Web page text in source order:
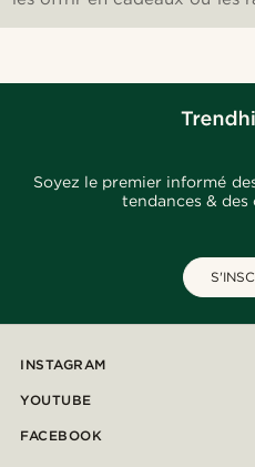
Soyez le premier informé
tendances & des
INSTAGRAM
YOUTUBE
FACEBOOK